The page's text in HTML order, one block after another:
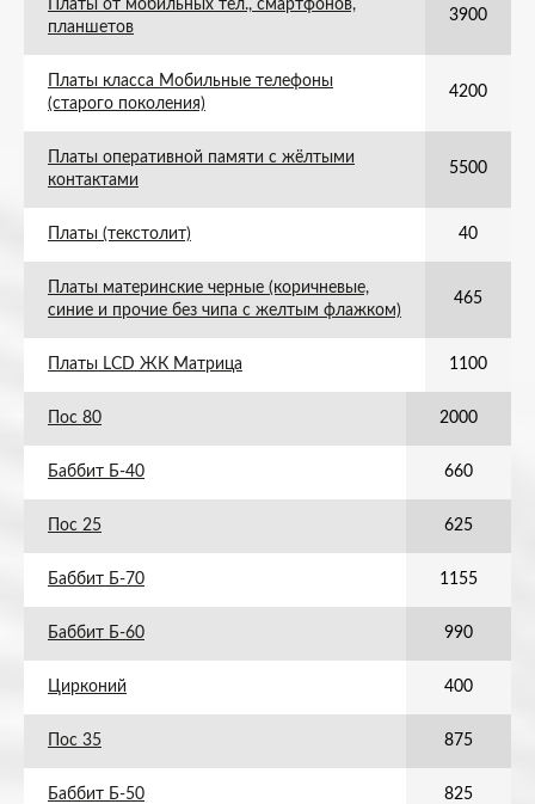
Платы от мобильных тел., смартфонов,
планшетов
3900
Платы класса Мобильные телефоны
(старого поколения)
4200
Платы оперативной памяти с жёлтыми
контактами
5500
Платы (текстолит) 40
Платы материнские черные (коричневые,
синие и прочие без чипа с желтым флажком)
465
Платы LCD ЖК Матрица 1100
Пос 80 2000
Баббит Б-40 660
Пос 25 625
Баббит Б-70 1155
Баббит Б-60 990
Цирконий 400
Пос 35 875
Баббит Б-50 825